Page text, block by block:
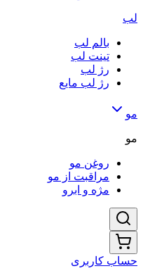
لب
بالم لب
تینت لب
رژ لب
رژ لب مایع
مو
مو
روغن مو
مراقبت از مو
مژه و ابرو
حساب کاربری